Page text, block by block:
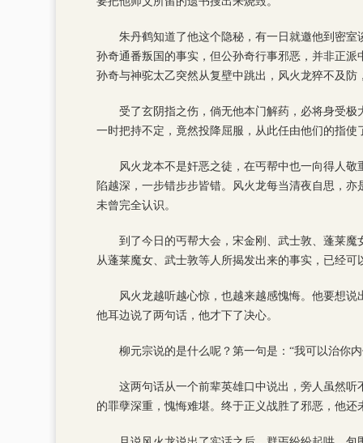
朱丹鹤知道了他这个隐秘，有一日就邀他到密
孙奇通番叛国的事实，但公孙奇行事邪恶，并非正
孙奇与神驼太乙突然从复壁中跳出，风火龙猝不及防
受了玄阴指之伤，倘无他本门解药，必将身受
一时把持不定，竟然投降屈服，从此任由他们的指使
风火龙本不是奸恶之徒，在丐帮中也一向得人
陷越深，一步错步步皆错。风火龙每当清夜自思，
未曾完全认识。
到了今日的丐帮大会，宋金刚、武士敦、蓬莱
从蓬莱魔女、武士敦等人所揭发出来的事实，已经
风火龙越听越心惊，也越来越感愧悔。他要想
他耳边说了两句话，他才下了决心。
柳元宗说的是什么呢？第一句是：“我可以治你
这两句话从一个前辈英雄口中说出，旁人虽然
的罪孽深重，愧悔难堪。终于正义战胜了邪恶，他